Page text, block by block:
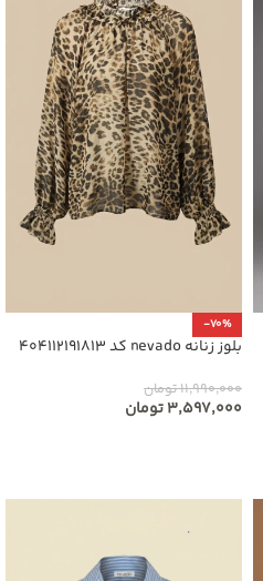
-70%
بلوز زنانه nevado کد 404112191813
۱۱,۹۹۰,۰۰۰تومان
۳,۵۹۷,۰۰۰تومان